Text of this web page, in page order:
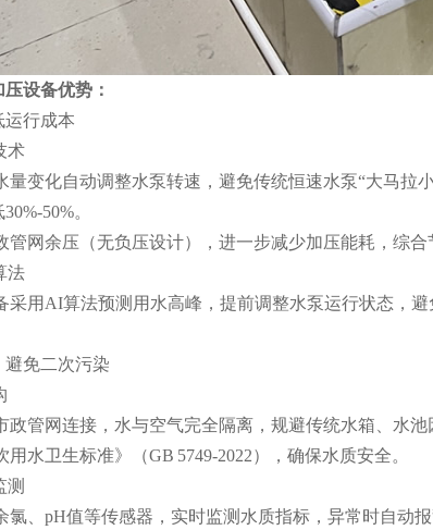
设备优势：
运行成本
术
变化自动调整水泵转速，避免传统恒速水泵“大马拉
50%。
网余压（无负压设计），进一步减少加压能耗，综合
法
用AI算法预测用水高峰，提前调整水泵运行状态，避
避免二次污染
管网连接，水与空气完全隔离，规避传统水箱、水池
水卫生标准》（GB 5749-2022），确保水质安全。
测
、pH值等传感器，实时监测水质指标，异常时自动报